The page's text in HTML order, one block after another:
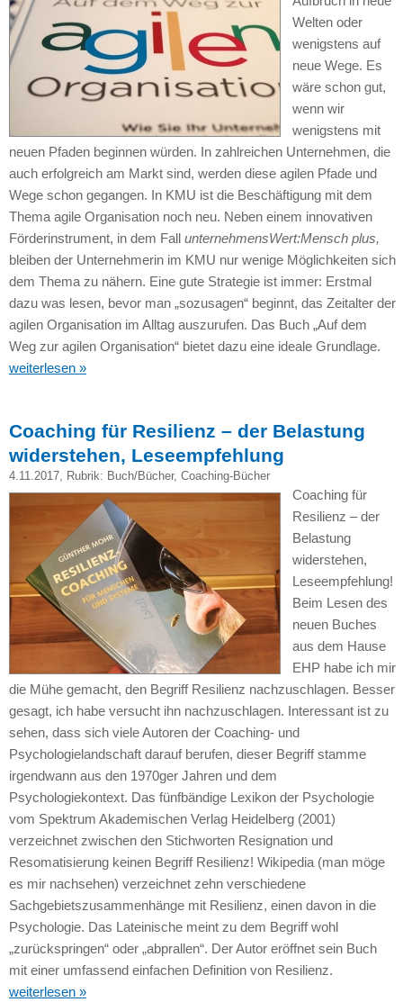
Welten oder
wenigstens auf
neue Wege. Es
wäre schon gut,
wenn wir
wenigstens mit
neuen Pfaden beginnen würden. In zahlreichen Unternehmen, die
auch erfolgreich am Markt sind, werden diese agilen Pfade und
Wege schon gegangen. In KMU ist die Beschäftigung mit dem
Thema agile Organisation noch neu. Neben einem innovativen
Förderinstrument, in dem Fall unternehmensWert:Mensch plus,
bleiben der Unternehmerin im KMU nur wenige Möglichkeiten sich
dem Thema zu nähern. Eine gute Strategie ist immer: Erstmal
dazu was lesen, bevor man „sozusagen“ beginnt, das Zeitalter der
agilen Organisation im Alltag auszurufen. Das Buch „Auf dem
Weg zur agilen Organisation“ bietet dazu eine ideale Grundlage.
weiterlesen »
Coaching für Resilienz – der Belastung
widerstehen, Leseempfehlung
4.11.2017, Rubrik: Buch/Bücher, Coaching-Bücher
Coaching für
Resilienz – der
Belastung
widerstehen,
Leseempfehlung!
Beim Lesen des
neuen Buches
aus dem Hause
EHP habe ich mir
die Mühe gemacht, den Begriff Resilienz nachzuschlagen. Besser
gesagt, ich habe versucht ihn nachzuschlagen. Interessant ist zu
sehen, dass sich viele Autoren der Coaching- und
Psychologielandschaft darauf berufen, dieser Begriff stamme
irgendwann aus den 1970ger Jahren und dem
Psychologiekontext. Das fünfbändige Lexikon der Psychologie
vom Spektrum Akademischen Verlag Heidelberg (2001)
verzeichnet zwischen den Stichworten Resignation und
Resomatisierung keinen Begriff Resilienz! Wikipedia (man möge
es mir nachsehen) verzeichnet zehn verschiedene
Sachgebietszusammenhänge mit Resilienz, einen davon in die
Psychologie. Das Lateinische meint zu dem Begriff wohl
„zurückspringen“ oder „abprallen“. Der Autor eröffnet sein Buch
mit einer umfassend einfachen Definition von Resilienz.
weiterlesen »